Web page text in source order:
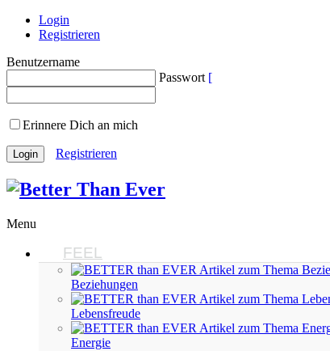
Login
Registrieren
Benutzername
Passwort
Erinnere Dich an mich
Registrieren
Menu
FEEL
Beziehungen
Lebensfreude
Energie